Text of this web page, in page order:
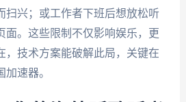
扫兴；或工作者下班后想放松听
面。这些限制不仅影响娱乐，更
，技术方案能破解此局，关键在
速器。